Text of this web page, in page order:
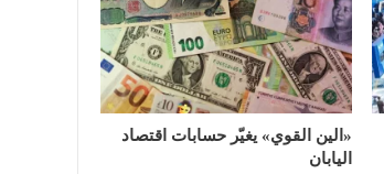
«الين القوي» يغيّر حسابات اقتصاد
اليابان